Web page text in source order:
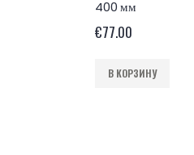
400 мм
€77.00
В КОРЗИНУ